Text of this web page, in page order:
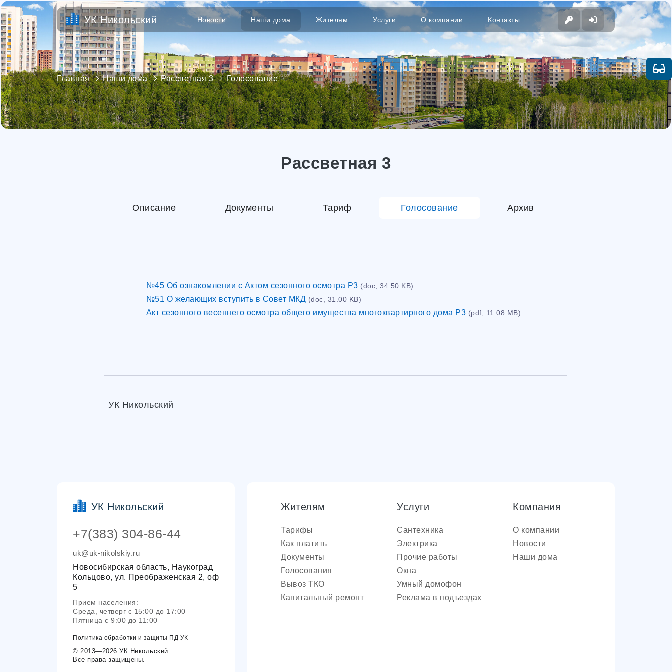
УК Никольский Новости Наши дома Жителям Услуги О компании Контакты
Главная Наши дома Рассветная 3 Голосование
Рассветная 3
Описание Документы Тариф Голосование Архив
№45 Об ознакомлении с Актом сезонного осмотра Р3 (doc, 34.50 KB)
№51 О желающих вступить в Совет МКД (doc, 31.00 KB)
Акт сезонного весеннего осмотра общего имущества многоквартирного дома Р3 (pdf, 11.08 MB)
УК Никольский
УК Никольский
+7(383) 304-86-44
uk@uk-nikolskiy.ru
Новосибирская область, Наукоград
Кольцово, ул. Преображенская 2, оф
5
Прием населения:
Среда, четверг с 15:00 до 17:00
Пятница с 9:00 до 11:00
Политика обработки и защиты ПД УК
© 2013—2026 УК Никольский
Все права защищены.
Жителям
Тарифы
Как платить
Документы
Голосования
Вывоз ТКО
Капитальный ремонт
Услуги
Сантехника
Электрика
Прочие работы
Окна
Умный домофон
Реклама в подъездах
Компания
О компании
Новости
Наши дома